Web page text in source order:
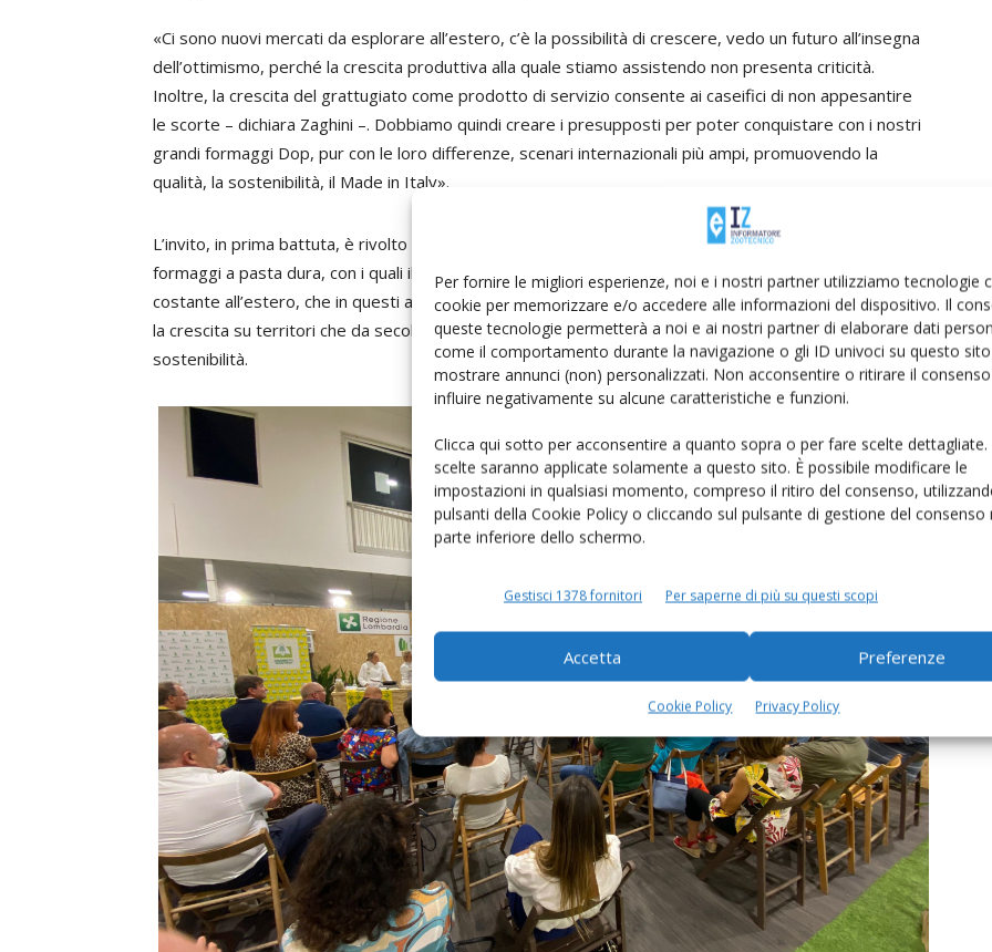
Per fornire le migliori esperienze, noi e i nostri partner utilizziamo tecnologie
cookie per memorizzare e/o accedere alle informazioni del dispositivo. Il
queste tecnologie permetterà a noi e ai nostri partner di elaborare dati
come il comportamento durante la navigazione o gli ID univoci su questo
mostrare annunci (non) personalizzati. Non acconsentire o ritirare il
influire negativamente su alcune caratteristiche e funzioni.
Clicca qui sotto per acconsentire a quanto sopra o per fare scelte dettagliate.
scelte saranno applicate solamente a questo sito. È possibile modificare le
impostazioni in qualsiasi momento, compreso il ritiro del consenso,
pulsanti della Cookie Policy o cliccando sul pulsante di gestione del consenso
parte inferiore dello schermo.
Gestisci 1378 fornitori Per saperne di più su questi scopi
Accetta Preferenze
Cookie Policy Privacy Policy
«Ci sono nuovi mercati da esplorare all’estero, c’è la possibilità di crescere, vedo un futuro all’insegna
dell’ottimismo, perché la crescita produttiva alla quale stiamo assistendo non presenta criticità.
Inoltre, la crescita del grattugiato come prodotto di servizio consente ai caseifici di non appesantire
le scorte – dichiara Zaghini –. Dobbiamo quindi creare i presupposti per poter conquistare con i nostri
grandi formaggi Dop, pur con le loro differenze, scenari internazionali più ampi, promuovendo la
qualità, la sostenibilità, il Made in Italy».
L’invito, in prima battuta, è rivolto ai “cugini” del Parmigiano Reggiano, altra grandissima Dop tra i
formaggi a pasta dura, con i quali il Grana Padano condivide un codice doganale unico e una crescita
costante all’estero, che in questi anni ha permesso di rafforzare presenza all’estero e accompagnare
la crescita su territori che da secoli fanno agricoltura con uno sguardo sempre rivolto alla
sostenibilità.